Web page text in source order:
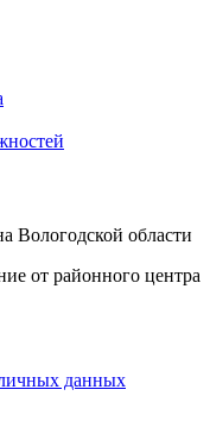
Вологодской области
от районного центра
данных